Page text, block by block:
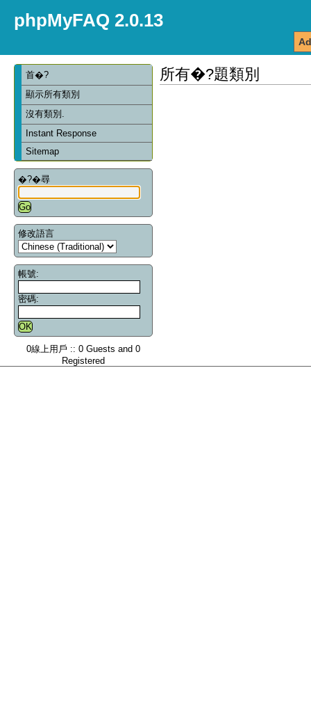
phpMyFAQ 2.0.13
首�?
顯示所有類別
沒有類別.
Instant Response
Sitemap
�?�尋
修改語言
帳號:
密碼:
0線上用戶 :: 0 Guests and 0
Registered
所有�?題類別